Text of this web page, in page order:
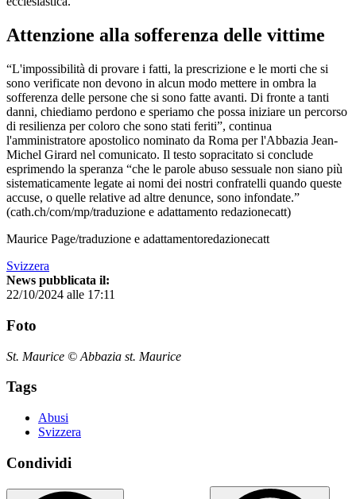
Attenzione alla sofferenza delle vittime
“L'impossibilità di provare i fatti, la prescrizione e le morti che si
sono verificate non devono in alcun modo mettere in ombra la
sofferenza delle persone che si sono fatte avanti. Di fronte a tanti
danni, chiediamo perdono e speriamo che possa iniziare un percorso
di resilienza per coloro che sono stati feriti”, continua
l'amministratore apostolico nominato da Roma per l'Abbazia Jean-
Michel Girard nel comunicato. Il testo sopracitato si conclude
esprimendo la speranza “che le parole abuso sessuale non siano più
sistematicamente legate ai nomi dei nostri confratelli quando queste
accuse, o quelle relative ad altre denunce, sono infondate.”
(cath.ch/com/mp/traduzione e adattamento redazionecatt)
Maurice Page/traduzione e adattamentoredazionecatt
Svizzera
News pubblicata il:
22/10/2024 alle 17:11
Foto
St. Maurice © Abbazia st. Maurice
Tags
Abusi
Svizzera
Condividi